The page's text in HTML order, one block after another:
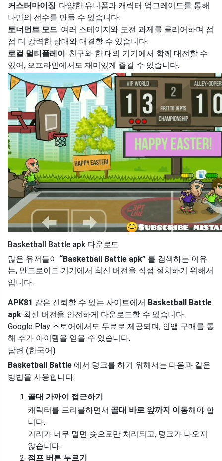
커스터마이징: 다양한 유니폼과 캐릭터 업그레이드를 통해
나만의 선수를 만들 수 있습니다.
토너먼트 모드: 여러 스테이지와 도전 과제를 클리어하며 점
점 더 강력한 상대와 대결할 수 있습니다.
로컬 멀티플레이: 친구와 한 대의 기기에서 함께 대전할 수
있어, 오프라인에서도 재미있게 즐길 수 있습니다.
Basketball Battle apk 다운로드
많은 유저들이 “Basketball Battle apk” 를 검색하는 이유
는, 안드로이드 기기에서 최신 버전을 직접 설치하기 위해서
입니다.
APK81 같은 신뢰할 수 있는 사이트에서 Basketball Battle
apk 최신 버전을 안전하게 다운로드할 수 있습니다.
Google Play 스토어에서도 무료로 제공되며, 인앱 구매를 통
해 추가 아이템을 얻을 수 있습니다.
답변 (한국어)
Basketball Battle 에서 덩크를 하기 위해서는 다음과 같은
방법을 사용합니다:
골대 가까이 접근하기
캐릭터를 드리블하면서 골대 바로 앞까지 이동해야 합
니다.
거리가 너무 멀면 슛으로만 처리되고, 덩크가 나오지
않습니다.
점프 버튼 누르기